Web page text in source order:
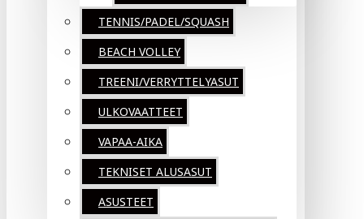
TENNIS/PADEL/SQUASH
BEACH VOLLEY
TREENI/VERRYTTELYASUT
ULKOVAATTEET
VAPAA-AIKA
TEKNISET ALUSASUT
ASUSTEET